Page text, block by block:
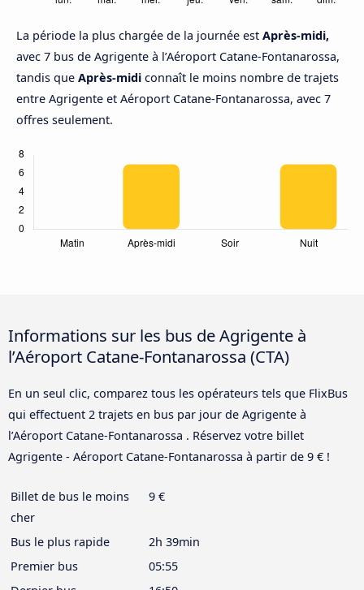
La période la plus chargée de la journée est Après-midi,
avec 7 bus de Agrigente à l’Aéroport Catane-Fontanarossa,
tandis que Après-midi connaît le moins nombre de trajets
entre Agrigente et Aéroport Catane-Fontanarossa, avec 7
offres seulement.
Informations sur les bus de Agrigente à
l’Aéroport Catane-Fontanarossa (CTA)
En un seul clic, comparez tous les opérateurs tels que FlixBus
qui effectuent 2 trajets en bus par jour de Agrigente à
l’Aéroport Catane-Fontanarossa . Réservez votre billet
Agrigente - Aéroport Catane-Fontanarossa à partir de 9 € !
Billet de bus le moins
cher
9 €
Bus le plus rapide
2h 39min
Premier bus
05:55